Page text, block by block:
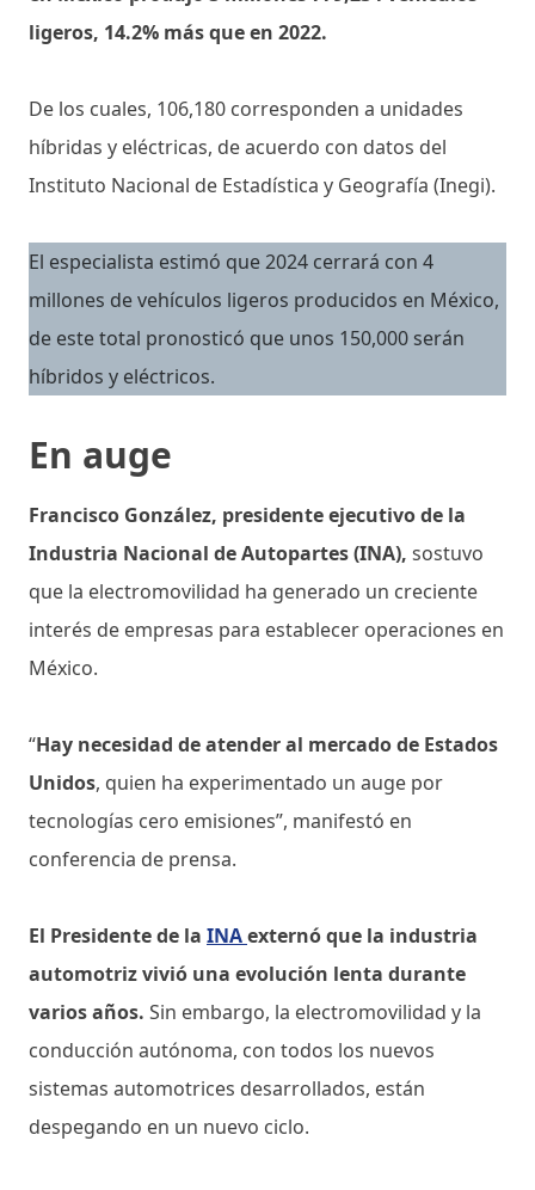
ligeros, 14.2% más que en 2022.
De los cuales, 106,180 corresponden a unidades
híbridas y eléctricas, de acuerdo con datos del
Instituto Nacional de Estadística y Geografía (Inegi).
El especialista estimó que 2024 cerrará con 4
millones de vehículos ligeros producidos en México,
de este total pronosticó que unos 150,000 serán
híbridos y eléctricos.
En auge
Francisco González, presidente ejecutivo de la
Industria Nacional de Autopartes (INA), sostuvo
que la electromovilidad ha generado un creciente
interés de empresas para establecer operaciones en
México.
“Hay necesidad de atender al mercado de Estados
Unidos, quien ha experimentado un auge por
tecnologías cero emisiones”, manifestó en
conferencia de prensa.
El Presidente de la INAexternó que la industria
automotriz vivió una evolución lenta durante
varios años. Sin embargo, la electromovilidad y la
conducción autónoma, con todos los nuevos
sistemas automotrices desarrollados, están
despegando en un nuevo ciclo.